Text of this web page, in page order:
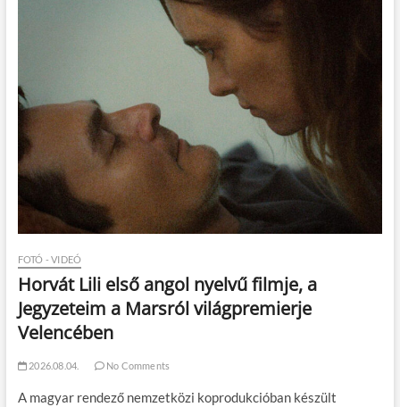
FOTÓ - VIDEÓ
Horvát Lili első angol nyelvű filmje, a
Jegyzeteim a Marsról világpremierje
Velencében
2026.08.04. No Comments
A magyar rendező nemzetközi koprodukcióban készült